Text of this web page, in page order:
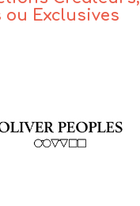
ou Exclusives